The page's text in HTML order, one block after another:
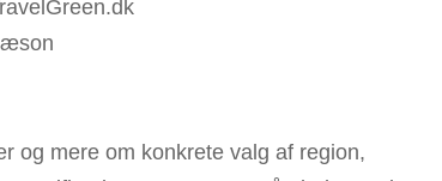
og mere om konkrete valg af region,